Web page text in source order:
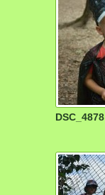
DSC_4878